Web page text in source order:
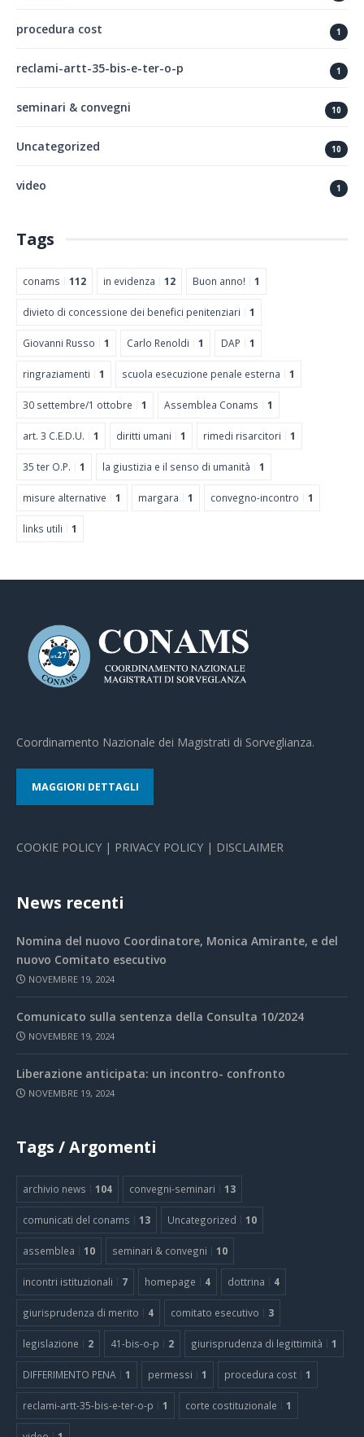
procedura cost 1
reclami-artt-35-bis-e-ter-o-p 1
seminari & convegni 10
Uncategorized 10
video 1
Tags
conams 112 in evidenza 12 Buon anno! 1
divieto di concessione dei benefici penitenziari 1
Giovanni Russo 1 Carlo Renoldi 1 DAP 1
ringraziamenti 1 scuola esecuzione penale esterna 1
30 settembre/1 ottobre 1 Assemblea Conams 1
art. 3 C.E.D.U. 1 diritti umani 1 rimedi risarcitori 1
35 ter O.P. 1 la giustizia e il senso di umanità 1
misure alternative 1 margara 1 convegno-incontro 1
links utili 1
Coordinamento Nazionale dei Magistrati di Sorveglianza.
MAGGIORI DETTAGLI
COOKIE POLICY | PRIVACY POLICY | DISCLAIMER
News recenti
Nomina del nuovo Coordinatore, Monica Amirante, e del
nuovo Comitato esecutivo
NOVEMBRE 19, 2024
Comunicato sulla sentenza della Consulta 10/2024
NOVEMBRE 19, 2024
Liberazione anticipata: un incontro- confronto
NOVEMBRE 19, 2024
Tags / Argomenti
archivio news 104 convegni-seminari 13
comunicati del conams 13 Uncategorized 10
assemblea 10 seminari & convegni 10
incontri istituzionali 7 homepage 4 dottrina 4
giurisprudenza di merito 4 comitato esecutivo 3
legislazione 2 41-bis-o-p 2 giurisprudenza di legittimità 1
DIFFERIMENTO PENA 1 permessi 1 procedura cost 1
reclami-artt-35-bis-e-ter-o-p 1 corte costituzionale 1